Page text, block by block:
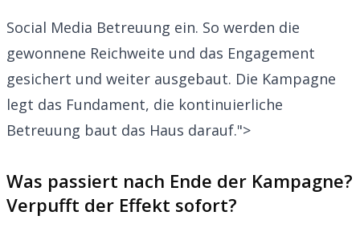
Social Media Betreuung ein. So werden die
gewonnene Reichweite und das Engagement
gesichert und weiter ausgebaut. Die Kampagne
legt das Fundament, die kontinuierliche
Betreuung baut das Haus darauf.">
Was passiert nach Ende der Kampagne?
Verpufft der Effekt sofort?